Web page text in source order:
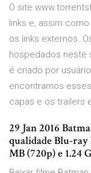
O site
links e, assim
os links externos.
hospedados neste
é criado por
encontramos
capas e os trailers
29 Jan 2016
qualidade Blu-ray
MB (720p) e 1.24